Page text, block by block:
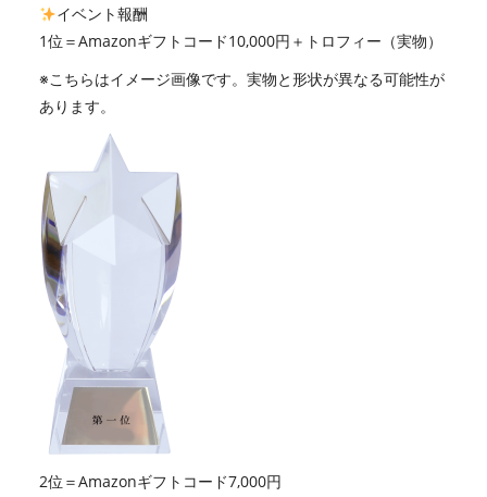
イベント報酬
1位＝Amazonギフトコード10,000円＋トロフィー（実物）
※こちらはイメージ画像です。実物と形状が異なる可能性が
あります。
2位＝Amazonギフトコード7,000円